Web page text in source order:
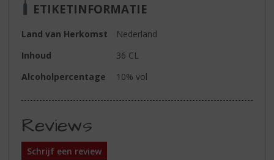
ETIKETINFORMATIE
Land van Herkomst
Nederland
Inhoud
36 CL
Alcoholpercentage
10% vol
Reviews
Schrijf een review